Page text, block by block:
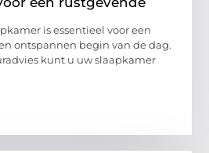
is essentieel voor een
ontspannen begin van de dag.
kunt u uw slaapkamer